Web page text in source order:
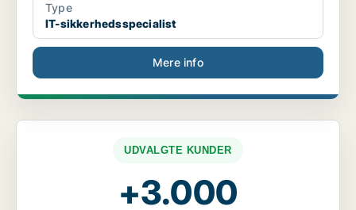
Type
IT-sikkerhedsspecialist
Mere info
UDVALGTE KUNDER
+3.000